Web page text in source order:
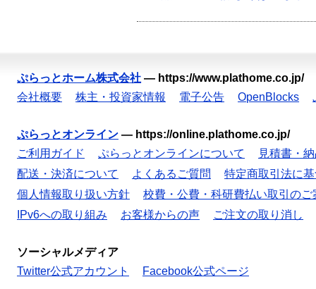
ぷらっとホーム株式会社 — https://www.plathome.co.jp/
会社概要
株主・投資家情報 電子公告 OpenBlocks
ぷらっとオンライン — https://online.plathome.co.jp/
ご利用ガイド
ぷらっとオンラインについて
見積書・
配送・決済について
よくあるご質問
特定商取引法に
個人情報取り扱い方針
校費・公費・科研費払い取引のご
IPv6への取り組み
お客様からの声 ご注文の取り消し
ソーシャルメディア
Twitter公式アカウント
Facebook公式ページ